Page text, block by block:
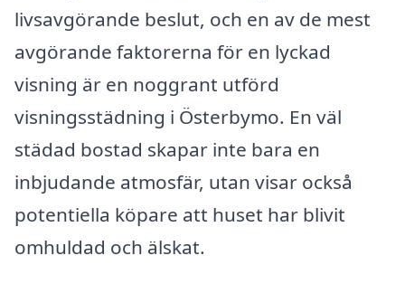
livsavgörande beslut, och en av de mest
avgörande faktorerna för en lyckad
visning är en noggrant utförd
visningsstädning i Österbymo. En väl
städad bostad skapar inte bara en
inbjudande atmosfär, utan visar också
potentiella köpare att huset har blivit
omhuldad och älskat.